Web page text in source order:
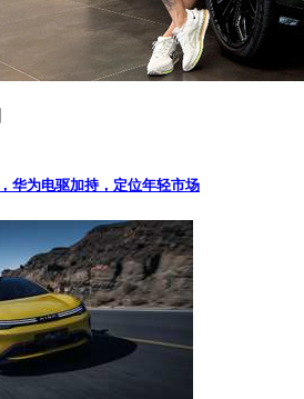
华为电驱加持，定位年轻市场